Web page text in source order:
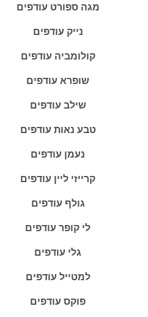
מגה ספורט עודפים
נייק עודפים
קולומביה עודפים
שופרא עודפים
שילב עודפים
טבע נאות עודפים
נעמן עודפים
קרייזי ליין עודפים
גולף עודפים
לי קופר עודפים
גלי עודפים
למטייל עודפים
פוקס עודפים